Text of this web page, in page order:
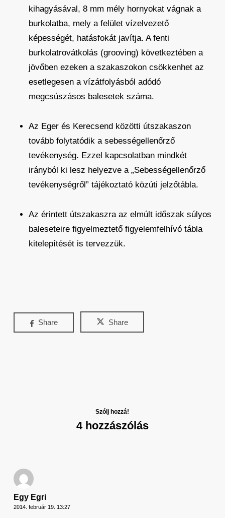
kihagyásával, 8 mm mély hornyokat vágnak a
burkolatba, mely a felület vízelvezető
képességét, hatásfokát javítja. A fenti
burkolatrovátkolás (grooving) következtében a
jövőben ezeken a szakaszokon csökkenhet az
esetlegesen a vízátfolyásból adódó
megcsúszásos balesetek száma.
Az Eger és Kerecsend közötti útszakaszon
tovább folytatódik a sebességellenőrző
tevékenység. Ezzel kapcsolatban mindkét
irányból ki lesz helyezve a „Sebességellenőrző
tevékenységről” tájékoztató közúti jelzőtábla.
Az érintett útszakaszra az elmúlt időszak súlyos
baleseteire figyelmeztető figyelemfelhívó tábla
kitelepítését is tervezzük.
Share Share
Szólj hozzá!
4 hozzászólás
Egy Egri
2014. február 19. 13:27